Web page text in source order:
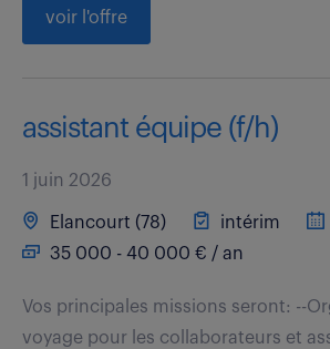
voir l'offre
assistant équipe (f/h)
1 juin 2026
Elancourt (78) intérim
35 000 - 40 000 € / an
Vos principales missions seront: --
voyage pour les collaborateurs et